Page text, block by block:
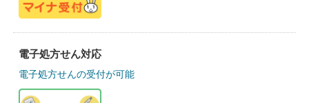
電子処方せん対応
電子処方せんの受付が可能